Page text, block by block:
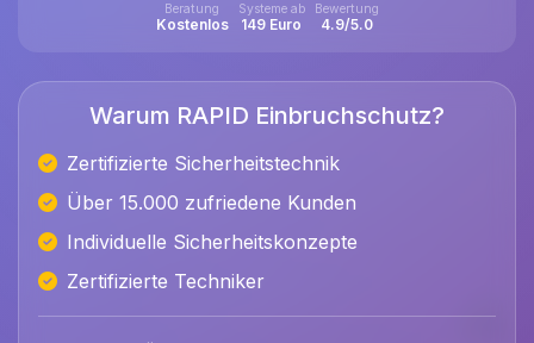
Beratung
Kostenlos
Systeme ab
149 Euro
Bewertung
4.9/5.0
Warum RAPID Einbruchschutz?
Zertifizierte Sicherheitstechnik
Über 15.000 zufriedene Kunden
Individuelle Sicherheitskonzepte
Zertifizierte Techniker